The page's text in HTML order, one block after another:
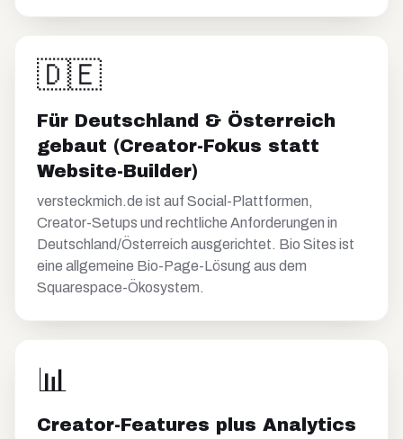
🇩🇪
Für Deutschland & Österreich
gebaut (Creator-Fokus statt
Website-Builder)
versteckmich.de ist auf Social-Plattformen,
Creator-Setups und rechtliche Anforderungen in
Deutschland/Österreich ausgerichtet. Bio Sites ist
eine allgemeine Bio-Page-Lösung aus dem
Squarespace-Ökosystem.
📊
Creator-Features plus Analytics